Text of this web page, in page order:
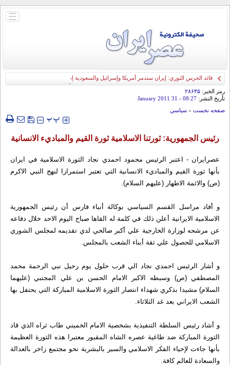
باز
قائد الحرس الثوري: إيران ستدمر أمريكا وإسرائيل والسعودية إذا تجاوزت خطوط طهران
الحمراء
رمز الخبر: ۲۸۶۳۵
تأريخ النشر: 08:27
- 31 January 2011
صفحه نخست » سياسي
‍‍‍ پپ
رئيس الجمهورية: ثورتنا الاسلامية ثورة القيم والمباديء الانسانية
عصرايران - اعتبر الرئيس محمود احمدي نجاد الثورة الاسلامية في ايران
بأنها ثورة القيم والمباديء الانسانية التي تعتبر استمرارا لنهج النبي الاكرم
(ص) والائمة الاطهار (عليهم السلام).
و أفاد مراسل القسم السياسي بوكالة أنباء فارس أن رئيس الجمهورية
الاسلامية الايرانية أعلن ذلك في كلمة له القاها صباح اليوم الاحد خلال دفاعه
عن مرشحه لوزارة الخارجية علي أكبر صالحي لدي تقديمه لمجلس الشوري
الاسلامي للحصول علي ثقة أبناء الشعب بالمجلس.
و أشار الرئيس احمدي نجاد الي قرب حلول يوم رحيل نبي الرحمة محمد
المصطفي (ص) وسبطه الاكبر الامام الحسن بن علي المجتبي (عليهما
السلام) مشيدا بذكري شهداء انتصار الثورة الاسلامية المباركة التي يحتفل بها
الشعب الايراني بعد غد الثلاثاء.
و أشاد رئيس السلطة التنفيذية بشخصية الامام الخميني طاب ثراه الذي قاد
الثورة المباركة ضد طاغية عصره الشاه المقبور معتبرا هذه الثورة العظيمة
بأنها جاءت لإحياء الفكر الاسلامي والسير بالبشرية نحو مجتمع زاخر بالعدالة
والسعادة للعالم كافة.